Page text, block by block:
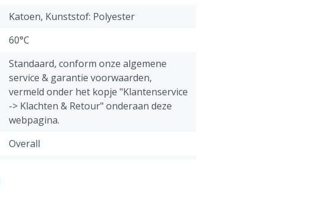
Katoen, Kunststof: Polyester
60°C
Standaard, conform onze algemene
service & garantie voorwaarden,
vermeld onder het kopje "Klantenservice
-> Klachten & Retour" onderaan deze
webpagina.
Overall